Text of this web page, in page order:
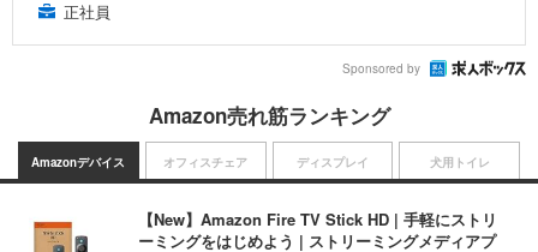
正社員
Sponsored by
Amazon売れ筋ランキング
Amazonデバイス
【New】Amazon Fire TV Stick HD | 手軽にストリ
ーミングをはじめよう | ストリーミングメディアプ
オフィスチェア ディスプレイ 犬用トイレ